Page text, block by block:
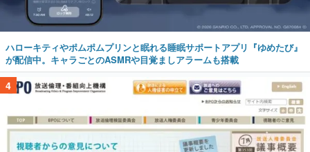
ハローキティやポムポムプリンと眠れる睡眠サポートアプリ『ゆめたび』
が配信中。キャラごとのASMRや目覚ましアラームも搭載
4